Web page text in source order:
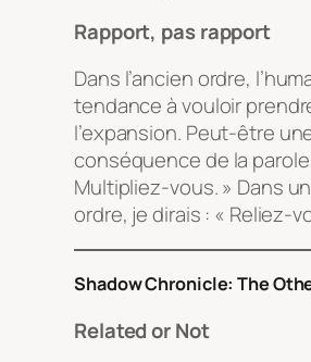
Rapport, pas rapport
Dans l’ancien ordre,
tendance à vouloir
l’expansion. Peut-être
conséquence de la parole
Multipliez-vous. » Dans
ordre, je dirais : « Reliez-
Shadow Chronicle: The
Related or Not